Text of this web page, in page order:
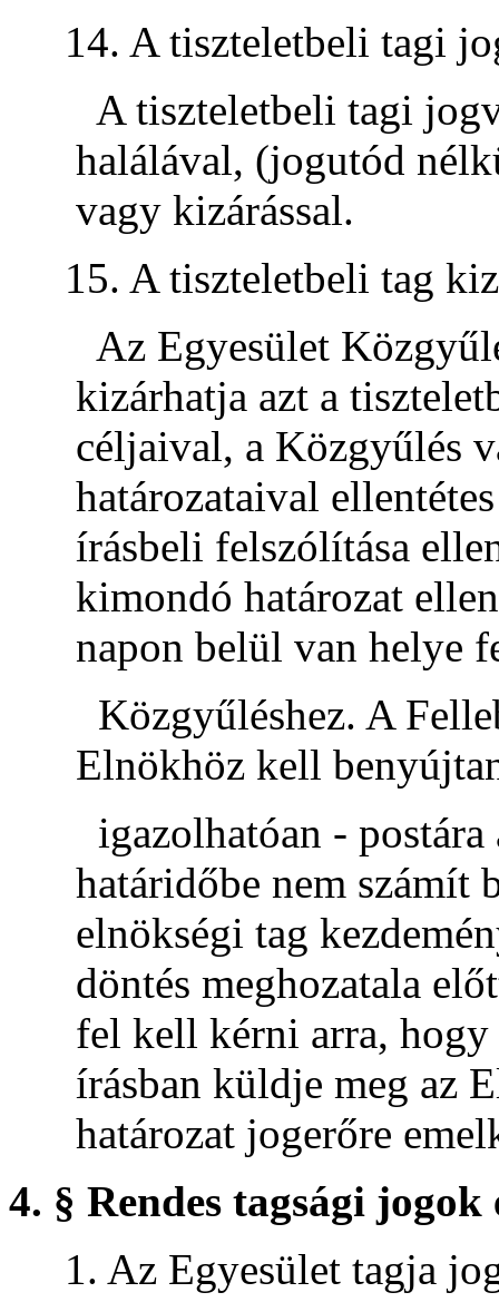
14. A tiszteletbeli tagi
A tiszteletbeli tagi
halálával, (jogutód
vagy kizárással.
15. A tiszteletbeli tag
Az Egyesület
kizárhatja azt a
céljaival, a Közgyűlés
határozataival
írásbeli felszólítása
kimondó határozat
napon belül van helye
Közgyűléshez. A
Elnökhöz kell
igazolhatóan -
határidőbe nem számít
elnökségi tag
döntés meghozatala
fel kell kérni arra, hogy
írásban küldje meg az
határozat jogerőre
4. § Rendes tagsági jogok
1. Az Egyesület tagja